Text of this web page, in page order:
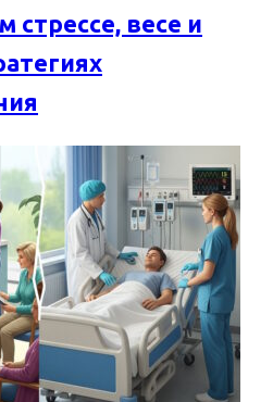
стрессе, весе и